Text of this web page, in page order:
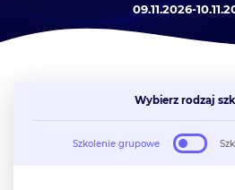
09.11.2026-
Wybierz rodzaj
Szkolenie grupowe